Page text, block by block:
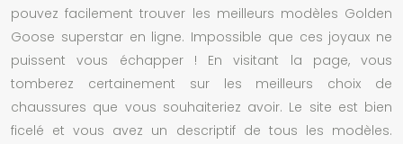
pouvez facilement trouver les meilleurs modèles Golden
Goose superstar en ligne. Impossible que ces joyaux ne
puissent vous échapper ! En visitant la page, vous
tomberez certainement sur les meilleurs choix de
chaussures que vous souhaiteriez avoir. Le site est bien
ficelé et vous avez un descriptif de tous les modèles.